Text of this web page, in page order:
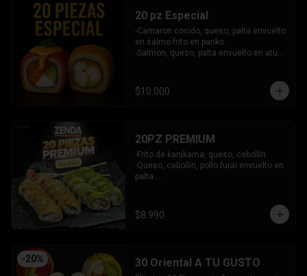
20 pz Especial
-Camaron cocido, queso, palta envuelto
en salmo frito en panko.
-Salmon, queso, palta envuelto en atun
$10.000
20PZ PREMIUM
-Frito de kanikama, queso, cebollín
-Queso, cebollín, pollo furai envuelto en
palta.
$8.990
-20% 30 Oriental A TU GUSTO